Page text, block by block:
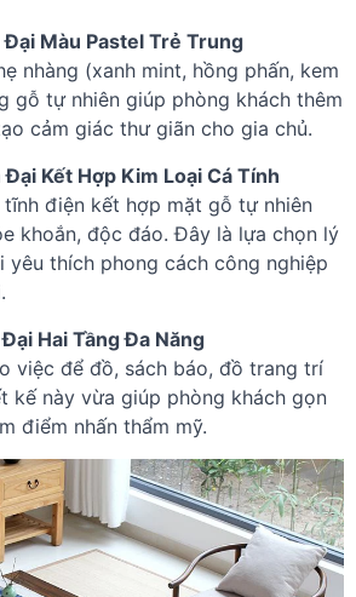
Đại Màu Pastel Trẻ Trung
nhàng (xanh mint, hồng phấn, kem
gỗ tự nhiên giúp phòng khách thêm
cảm giác thư giãn cho gia chủ.
Kết Hợp Kim Loại Cá Tính
tĩnh điện kết hợp mặt gỗ tự nhiên
khoắn, độc đáo. Đây là lựa chọn lý
yêu thích phong cách công nghiệp
Hai Tầng Đa Năng
việc để đồ, sách báo, đồ trang trí
kế này vừa giúp phòng khách gọn
điểm nhấn thẩm mỹ.